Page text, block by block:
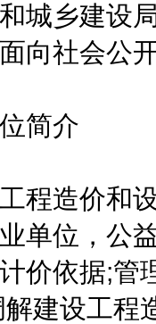
城乡建设
向社会公
简介
造价和设
单位，公
价依据;管
建设工程